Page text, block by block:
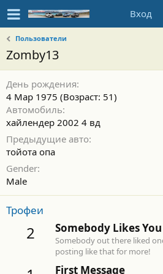
Вход
Пользователи
Zomby13
День рождения
4 Мар 1975 (Возраст: 51)
Автомобиль
хайлендер 2002 4 вд
Предыдущие авто
тойота опа
Gender
Male
Трофеи
2 Somebody Likes You
Somebody out there liked
posting like that for more!
First Message